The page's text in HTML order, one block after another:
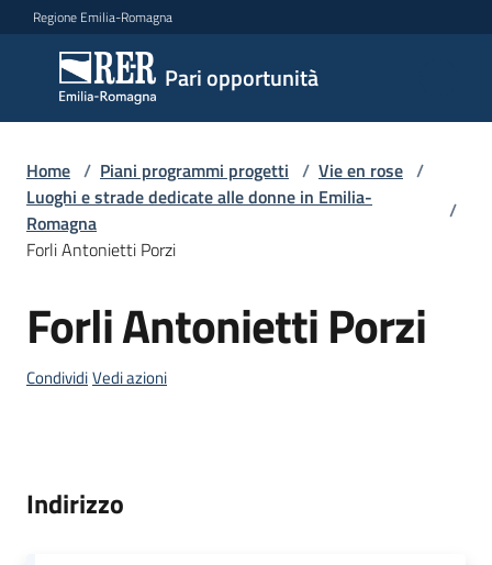
Vai al contenuto
Vai alla navigazione
Vai al footer
Regione Emilia-Romagna
Pari opportunità
Pari
opportunità
Argomenti
Servizi
Home / Piani programmi progetti / Vie en rose /
Luoghi e strade dedicate alle donne in Emilia-
Romagna
/
Forli Antonietti Porzi
Salta al contenuto
Forli Antonietti Porzi
CondividiVedi azioni
Indirizzo